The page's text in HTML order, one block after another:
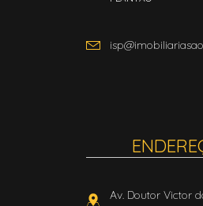
Av. Doutor Victor